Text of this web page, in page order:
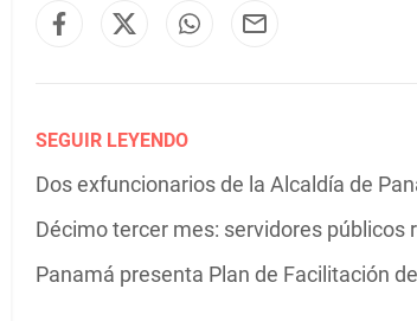
SEGUIR LEYENDO
Dos exfuncionarios de la Alcaldía de
Décimo tercer mes: servidores
Panamá presenta Plan de Facilitación